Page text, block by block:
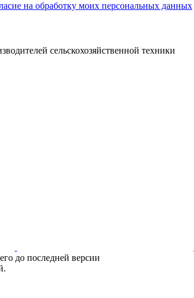
на обработку моих персональных данных
сельскохозяйственной техники
до последней версии